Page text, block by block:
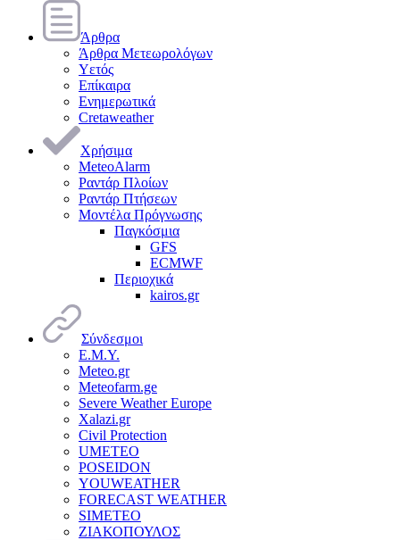
Άρθρα
Άρθρα Μετεωρολόγων
Υετός
Επίκαιρα
Ενημερωτικά
Cretaweather
Χρήσιμα
MeteoAlarm
Ραντάρ Πλοίων
Ραντάρ Πτήσεων
Μοντέλα Πρόγνωσης
Παγκόσμια
GFS
ECMWF
Περιοχικά
kairos.gr
Σύνδεσμοι
Ε.Μ.Υ.
Meteo.gr
Meteofarm.ge
Severe Weather Europe
Xalazi.gr
Civil Protection
UMETEO
POSEIDON
YOUWEATHER
FORECAST WEATHER
SIMETEO
ΖΙΑΚΟΠΟΥΛΟΣ